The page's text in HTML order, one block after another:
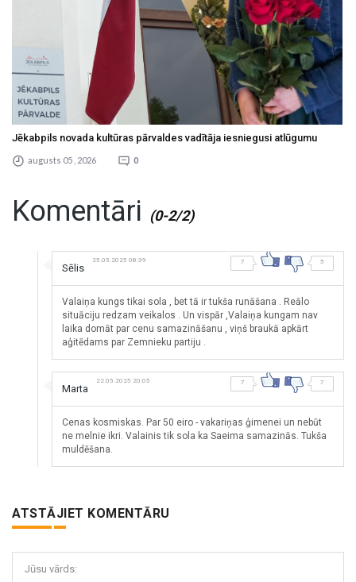
Jēkabpils novada kultūras pārvaldes vadītāja iesniegusi atlūgumu
augusts 05 , 2026 0
Komentāri (0-2/2)
Sēlis
25.05.2025 08:39 7 5
Valaiņa kungs tikai sola , bet tā ir tukša runāšana . Reālo
situāciju redzam veikalos . Un vispār ,Valaiņa kungam nav
laika domāt par cenu samazināšanu , viņš braukā apkārt
aģitēdams par Zemnieku partiju .
Marta
22.05.2025 20:05 7 7
Cenas kosmiskas. Par 50 eiro - vakariņas ģimenei un nebūt
ne melnie ikri. Valainis tik sola ka Saeima samazinās. Tukša
muldēšana.
ATSTĀJIET KOMENTĀRU
Jūsu vārds: